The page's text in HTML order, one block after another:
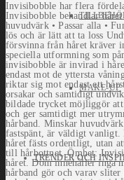
MAKE-UP
TRENDER OCH
Invisibobble har flera
Invisibobble behandlar
huvudvärk • Passar alla •
lös och är lätt att ta loss
försvinna från håret kräver
speciella utformning som
invisibobble är invirad i
endast mot de yttersta
riktar sig mot endast ett
orsakar och samtidigt
bildade trycket möjliggör
och ger samtidigt mer
hårband. Minskar
fastspänt, är väldigt
håret fästs ordentligt, utan
till hårbottnet. Ömhet:
håret. Dom innehåller inga
hårband gör och varav